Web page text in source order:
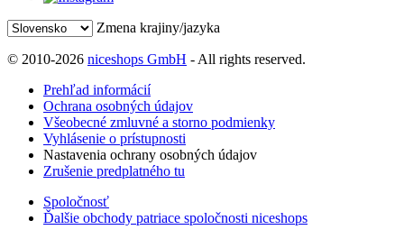
Zmena krajiny/jazyka
© 2010-2026 niceshops GmbH - All rights reserved.
Prehľad informácií
Ochrana osobných údajov
Všeobecné zmluvné a storno podmienky
Vyhlásenie o prístupnosti
Nastavenia ochrany osobných údajov
Zrušenie predplatného tu
Spoločnosť
Ďalšie obchody patriace spoločnosti niceshops